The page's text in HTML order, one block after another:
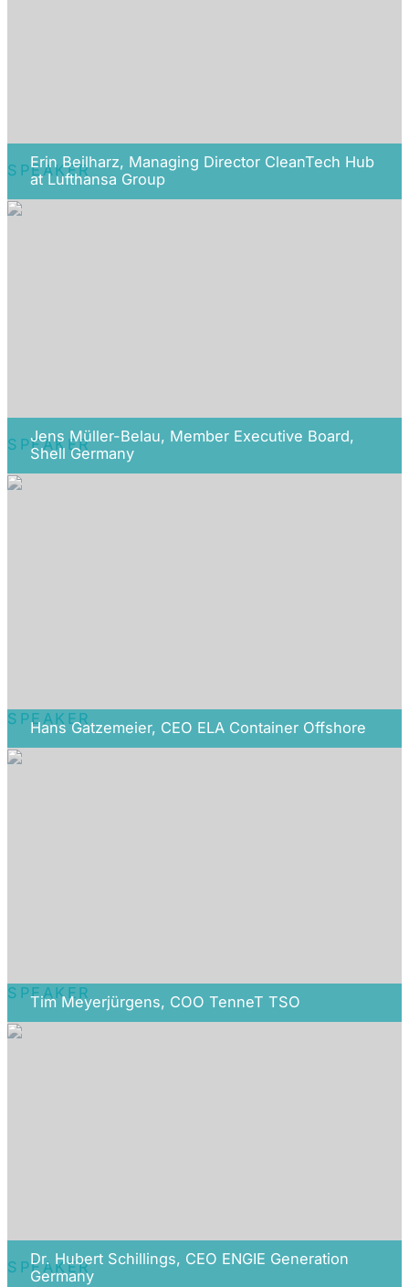
Erin Beilharz, Managing Director CleanTech Hub
at Lufthansa Group
SPEAKER
Jens Müller-Belau, Member Executive Board,
Shell Germany
SPEAKER
Hans Gatzemeier, CEO ELA Container Offshore
SPEAKER
Tim Meyerjürgens, COO TenneT TSO
SPEAKER
Dr. Hubert Schillings, CEO ENGIE Generation
Germany
SPEAKER